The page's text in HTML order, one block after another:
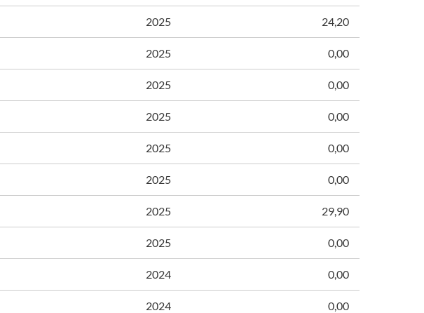
2025 24,20
2025 0,00
2025 0,00
2025 0,00
2025 0,00
2025 0,00
2025 29,90
2025 0,00
2024 0,00
2024 0,00